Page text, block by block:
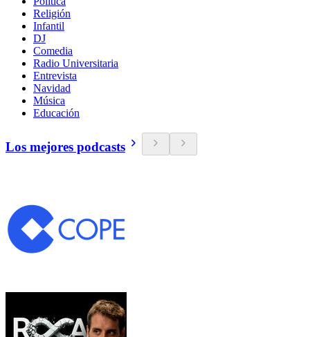
Religión
Infantil
DJ
Comedia
Radio Universitaria
Entrevista
Navidad
Música
Educación
Los mejores podcasts